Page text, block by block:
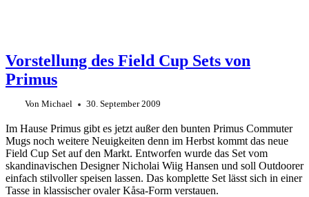
Vorstellung des Field Cup Sets von
Primus
Von Michael 30. September 2009
Im Hause Primus gibt es jetzt außer den bunten Primus Commuter
Mugs noch weitere Neuigkeiten denn im Herbst kommt das neue
Field Cup Set auf den Markt. Entworfen wurde das Set vom
skandinavischen Designer Nicholai Wiig Hansen und soll Outdoorer
einfach stilvoller speisen lassen. Das komplette Set lässt sich in einer
Tasse in klassischer ovaler Kåsa-Form verstauen.